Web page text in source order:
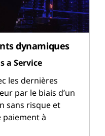
dynamiques
a Service
les dernières
par le biais d’un
sans risque et
paiement à